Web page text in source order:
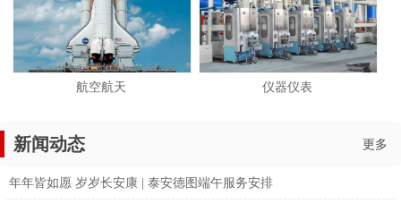
航空航天 仪器仪表
新闻动态 更多
年年皆如愿 岁岁长安康 | 泰安德图端午服务安排